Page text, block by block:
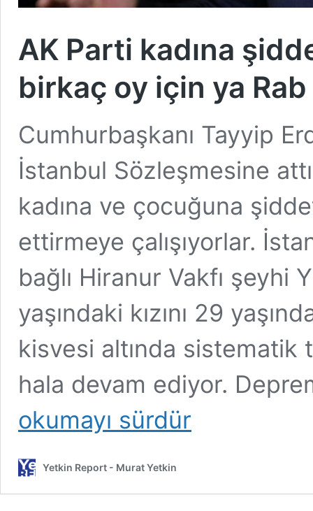
AK Parti kadına
birkaç oy için ya Rab
Cumhurbaşkanı Tayyip
İstanbul Sözleşmesine
kadına ve çocuğuna
ettirmeye çalışıyorlar.
bağlı Hiranur Vakfı şeyhi
yaşındaki kızını 29
kisvesi altında sistematik
hala devam ediyor.
okumayı sürdür
Yetkin Report - Murat Yetkin